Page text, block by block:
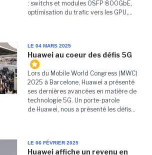
: switchs et modules OSFP 800GbE,
optimisation du trafic vers les GPU,...
LE 04 MARS 2025
Huawei au coeur des défis 5G
Lors du Mobile World Congress (MWC)
2025 à Barcelone, Huawei a présenté
ses dernières avancées en matière de
technologie 5G. Un porte-parole
de Huawei, nous a présenté les défis...
LE 06 FÉVRIER 2025
Huawei affiche un revenu en